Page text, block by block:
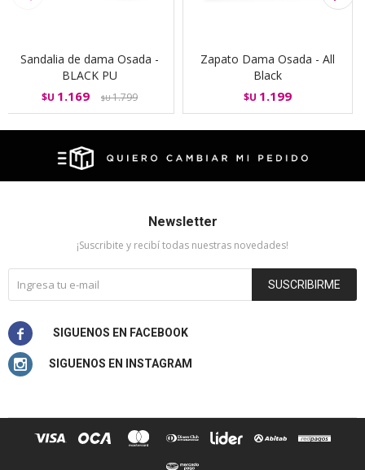
Sandalia de dama Osada -
BLACK PU
$U 1.169 $U1.799
Zapato Dama Osada - All
Black
$U 1.199
Newsletter
¡Suscribite y recibí todas nuestras novedades!
SUSCRIBIRME

